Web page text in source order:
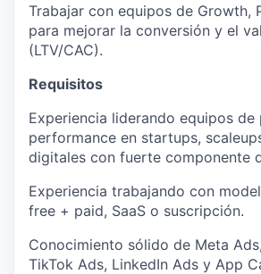
Trabajar con equipos de Growth,
para mejorar la conversión y el
(LTV/CAC).
Requisitos
Experiencia liderando equipos de
performance en startups,
digitales con fuerte componente
Experiencia trabajando con
free + paid, SaaS o suscripción.
Conocimiento sólido de Meta
TikTok Ads, LinkedIn Ads y App